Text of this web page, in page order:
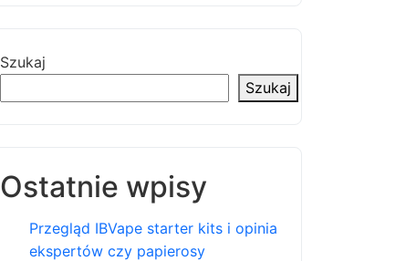
Szukaj
Szukaj
Ostatnie wpisy
Przegląd IBVape starter kits i opinia
ekspertów czy papierosy